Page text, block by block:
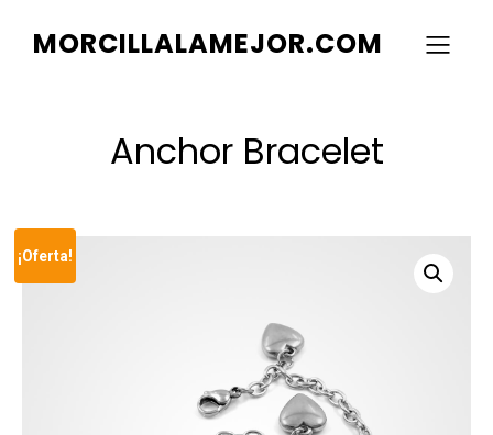
MORCILLALAMEJOR.COM
Anchor Bracelet
¡Oferta!